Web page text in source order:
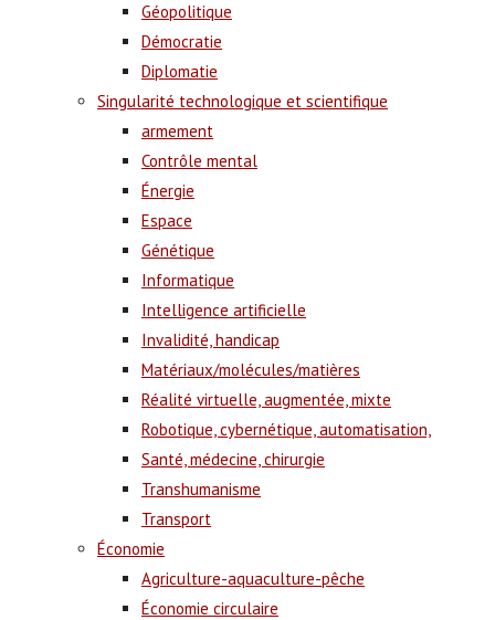
Géopolitique
Démocratie
Diplomatie
Singularité technologique et scientifique
armement
Contrôle mental
Énergie
Espace
Génétique
Informatique
Intelligence artificielle
Invalidité, handicap
Matériaux/molécules/matières
Réalité virtuelle, augmentée, mixte
Robotique, cybernétique, automatisation,
Santé, médecine, chirurgie
Transhumanisme
Transport
Économie
Agriculture-aquaculture-pêche
Économie circulaire